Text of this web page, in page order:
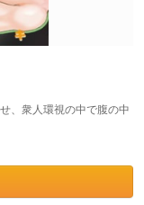
、衆人環視の中で腹の中